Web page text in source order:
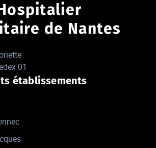
de Nantes
01
établissements